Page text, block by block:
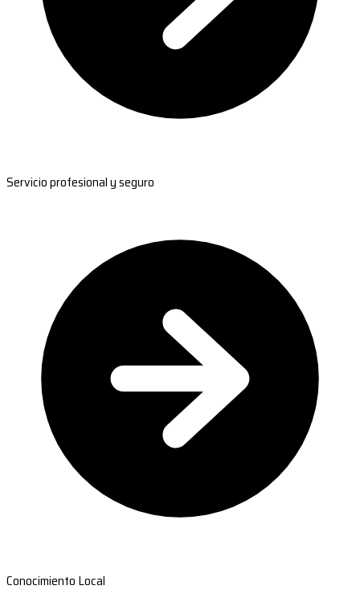
Servicio profesional y seguro
Conocimiento Local